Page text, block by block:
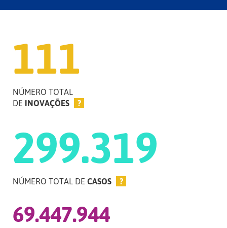
111
NÚMERO TOTAL
DE INOVAÇÕES ?
299.319
NÚMERO TOTAL DE CASOS ?
69.447.944